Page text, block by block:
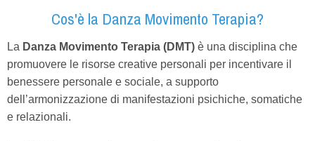
Cos'è la Danza Movimento Terapia?
La Danza Movimento Terapia (DMT) è una disciplina che
promuovere le risorse creative personali per incentivare il
benessere personale e sociale, a supporto
dell’armonizzazione di manifestazioni psichiche, somatiche
e relazionali.